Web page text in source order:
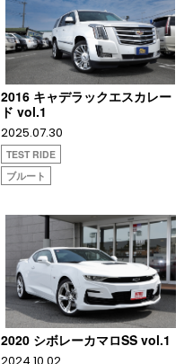
2016 キャデラックエスカレー
ド vol.1
2025.07.30
TEST RIDE
ブルート
2020 シボレーカマロSS vol.1
2024.10.02